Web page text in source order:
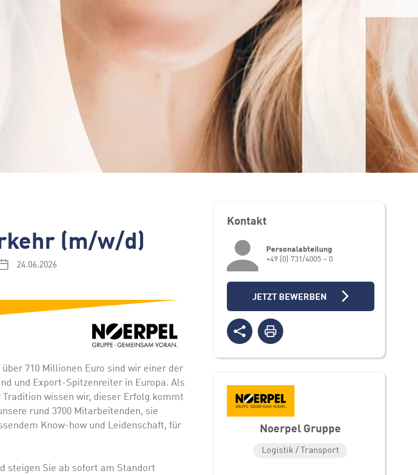
(m/w/d)
24.06.2026
710 Millionen Euro sind wir einer der
und Export-Spitzenreiter in Europa. Als
wissen wir, dieser Erfolg kommt
rund 3700 Mitarbeitenden, sie
Know-how und Leidenschaft, für
steigen Sie ab sofort am Standort
Kontakt
Personalabteilung
+49 (0) 731/4005 – 0
JETZT BEWERBEN
Noerpel Gruppe
Logistik / Transport